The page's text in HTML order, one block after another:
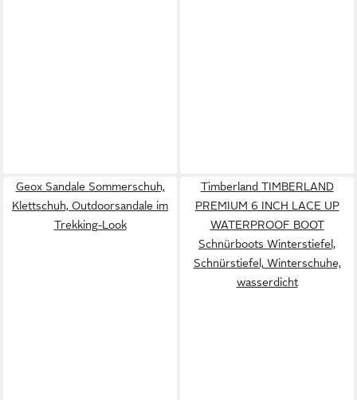
Geox Sandale Sommerschuh,
Klettschuh, Outdoorsandale im
Trekking-Look
Timberland TIMBERLAND
PREMIUM 6 INCH LACE UP
WATERPROOF BOOT
Schnürboots Winterstiefel,
Schnürstiefel, Winterschuhe,
wasserdicht